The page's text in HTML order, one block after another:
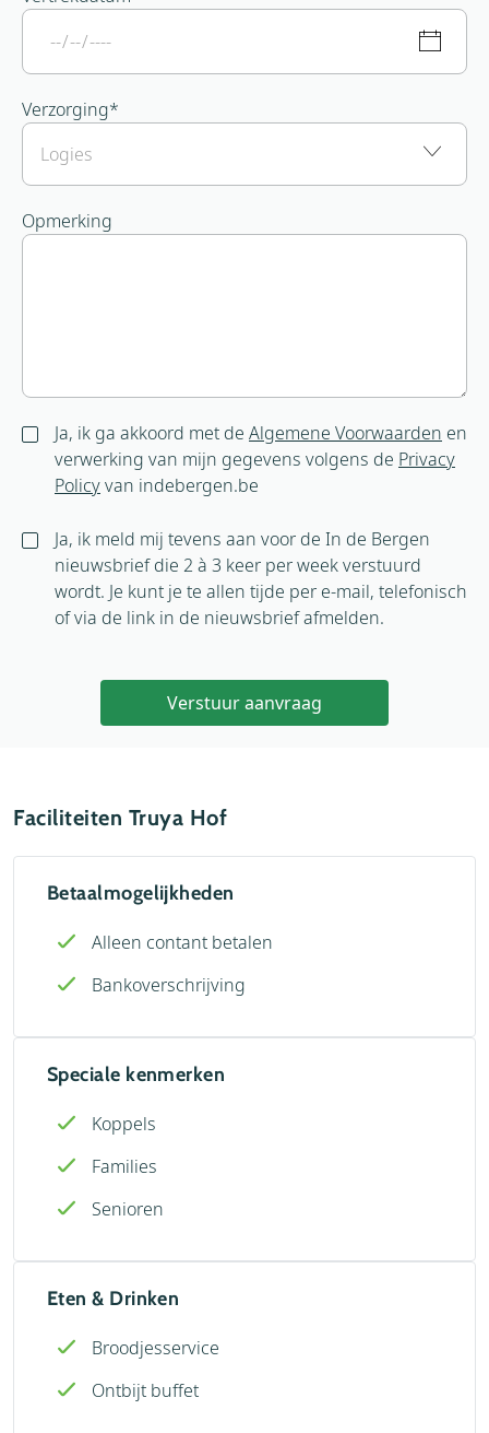
Verzorging*
Opmerking
Ja, ik ga akkoord met de Algemene Voorwaarden en
verwerking van mijn gegevens volgens de Privacy
Policyvan indebergen.be
Ja, ik meld mij tevens aan voor de In de Bergen
nieuwsbrief die 2 à 3 keer per week verstuurd
wordt. Je kunt je te allen tijde per e-mail, telefonisch
of via de link in de nieuwsbrief afmelden.
Verstuur aanvraag
Faciliteiten Truya Hof
Betaalmogelijkheden
Alleen contant betalen
Bankoverschrijving
Speciale kenmerken
Koppels
Families
Senioren
Eten & Drinken
Broodjesservice
Ontbijt buffet